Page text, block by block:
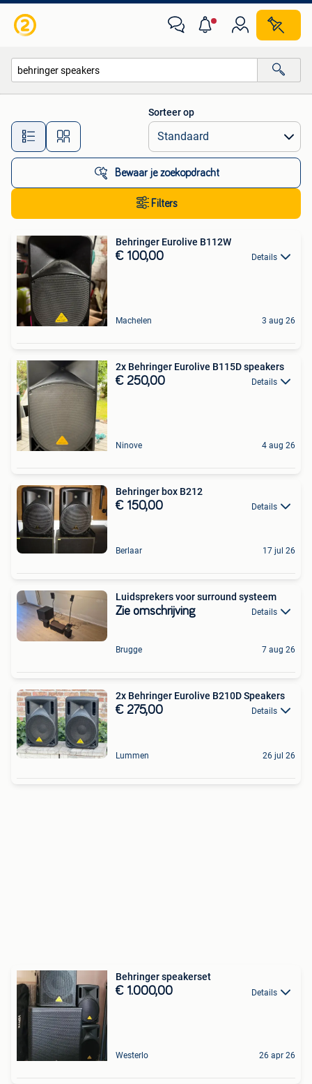
Alle afstanden…
Sorteer op
Bewaar je zoekopdracht
Filters
Behringer Eurolive B112W
€ 100,00 Details
Machelen 3 aug 26
2x Behringer Eurolive B115D speakers
€ 250,00 Details
Ninove 4 aug 26
Behringer box B212
€ 150,00 Details
Berlaar 17 jul 26
Luidsprekers voor surround systeem
Zie omschrijving Details
Brugge 7 aug 26
2x Behringer Eurolive B210D Speakers
€ 275,00 Details
Lummen 26 jul 26
Behringer speakerset
€ 1.000,00 Details
Westerlo 26 apr 26